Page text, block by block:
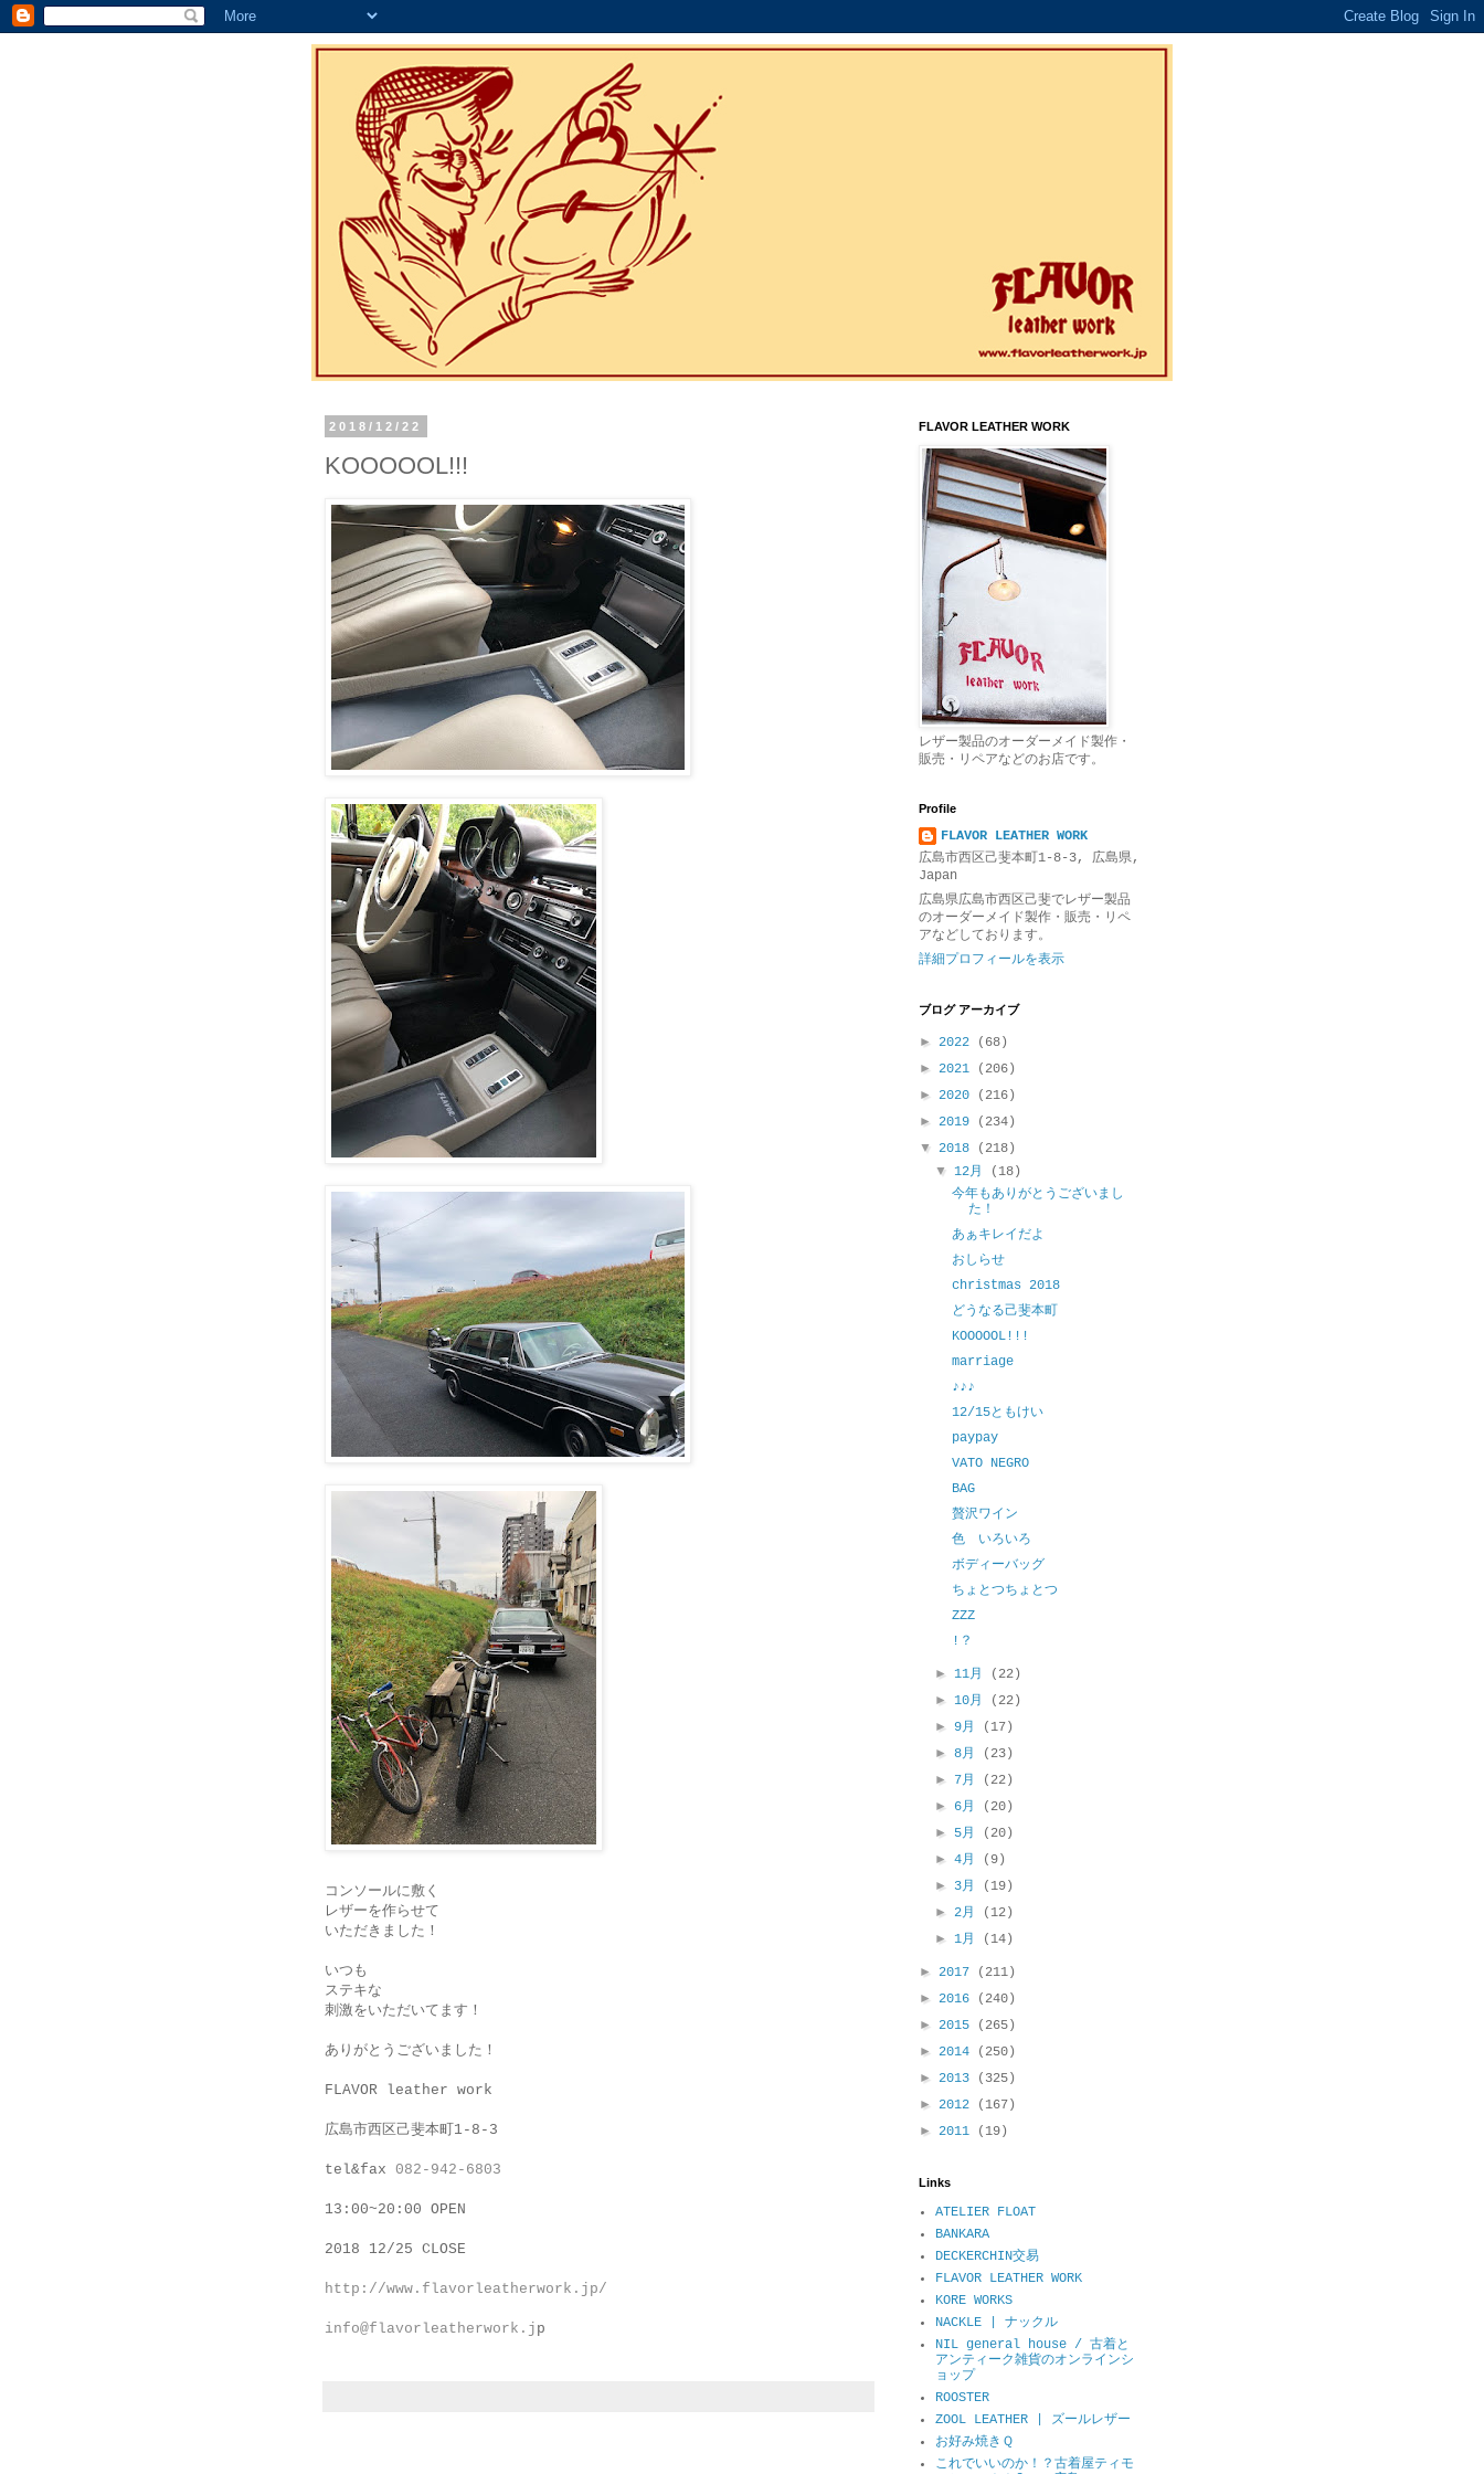
2018/12/22
KOOOOOL!!!
コンソールに敷く
レザーを作らせて
いただきました！
いつも
ステキな
刺激をいただいてます！
ありがとうございました！
FLAVOR leather work
広島市西区己斐本町1-8-3
tel&fax 082-942-6803
13:00~20:00 OPEN
2018 12/25 CLOSE
http://www.flavorleatherwork.jp/
info@flavorleatherwork.j p
FLAVOR LEATHER WORK
レザー製品のオーダーメイド製作・
販売・リペアなどのお店です。
Profile
FLAVOR LEATHER WORK
広島市西区己斐本町1-8-3, 広島県,
Japan
広島県広島市西区己斐でレザー製品
のオーダーメイド製作・販売・リペ
アなどしております。
詳細プロフィールを表示
ブログ アーカイブ
► 2022
(68)
► 2021
(206)
► 2020
(216)
► 2019
(234)
▼ 2018
(218)
▼12月
(18)
今年もありがとうございまし
た！
あぁキレイだよ
おしらせ
christmas 2018
どうなる己斐本町
KOOOOOL!!!
marriage
♪♪♪
12/15ともけい
paypay
VATO NEGRO
BAG
贅沢ワイン
色 いろいろ
ボディーバッグ
ちょとつちょとつ
ZZZ
!？
►11月
(22)
►10月
(22)
►9月
(17)
►8月
(23)
► 7月
(22)
► 6月
(20)
► 5月
(20)
►4月
(9)
► 3月
(19)
►2月
(12)
►1月 (14)
► 2017
(211)
► 2016
(240)
► 2015
(265)
► 2014
(250)
► 2013
(325)
► 2012
(167)
► 2011 (19)
Links
ATELIER FLOAT
BANKARA
DECKERCHIN交易
FLAVOR LEATHER WORK
KORE WORKS
NACKLE | ナックル
NIL general house / 古着と
アンティーク雑貨のオンラインシ
ョップ
ROOSTER
ZOOL LEATHER | ズールレザー
お好み焼きＱ
これでいいのか！？古着屋ティモ